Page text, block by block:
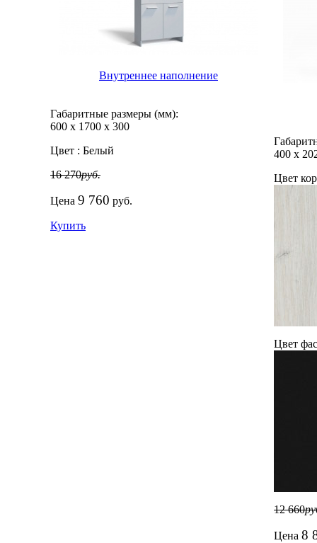
Внутреннее наполнение
Габаритные размеры (мм):
600 х 1700 х 300
Цвет : Белый
16 270руб.
Цена 9 760 руб.
Купить
400 х
Цвет
Цвет
12 660
Цена 8